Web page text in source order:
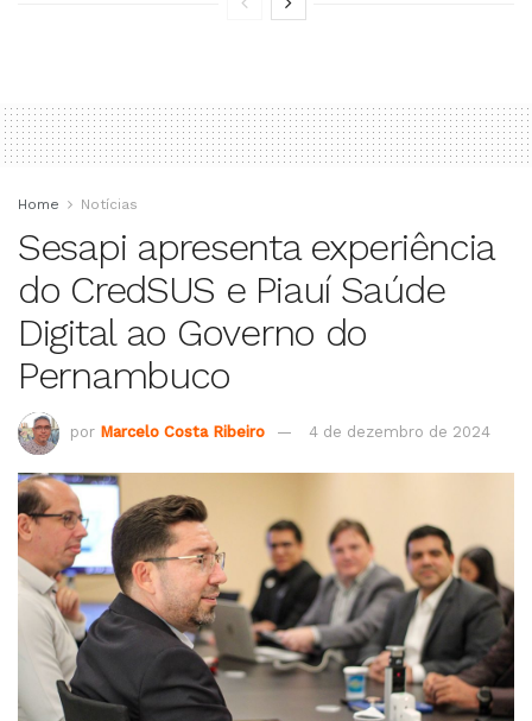
Home Notícias
Sesapi apresenta experiência
do CredSUS e Piauí Saúde
Digital ao Governo do
Pernambuco
por Marcelo Costa Ribeiro 4 de dezembro de 2024